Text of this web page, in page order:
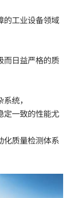
的工业设备领域
而日益严格的质
统，
定一致的性能尤
化质量检测体系